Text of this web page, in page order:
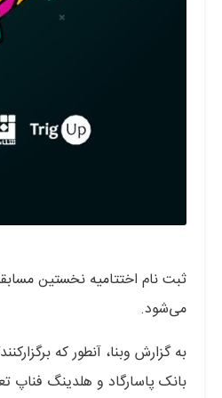
می‌شود.